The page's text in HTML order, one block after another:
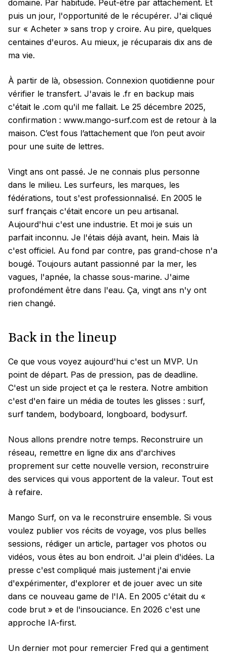
domaine. Par habitude. Peut-être par attachement. Et
puis un jour, l'opportunité de le récupérer. J'ai cliqué
sur « Acheter » sans trop y croire. Au pire, quelques
centaines d'euros. Au mieux, je récuparais dix ans de
ma vie.
À partir de là, obsession. Connexion quotidienne pour
vérifier le transfert. J'avais le .fr en backup mais
c'était le .com qu'il me fallait. Le 25 décembre 2025,
confirmation : www.mango-surf.com est de retour à la
maison. C’est fous l’attachement que l’on peut avoir
pour une suite de lettres.
Vingt ans ont passé. Je ne connais plus personne
dans le milieu. Les surfeurs, les marques, les
fédérations, tout s'est professionnalisé. En 2005 le
surf français c'était encore un peu artisanal.
Aujourd'hui c'est une industrie. Et moi je suis un
parfait inconnu. Je l'étais déjà avant, hein. Mais là
c'est officiel. Au fond par contre, pas grand-chose n'a
bougé. Toujours autant passionné par la mer, les
vagues, l'apnée, la chasse sous-marine. J'aime
profondément être dans l'eau. Ça, vingt ans n'y ont
rien changé.
Back in the lineup
Ce que vous voyez aujourd'hui c'est un MVP. Un
point de départ. Pas de pression, pas de deadline.
C'est un side project et ça le restera. Notre ambition
c'est d'en faire un média de toutes les glisses : surf,
surf tandem, bodyboard, longboard, bodysurf.
Nous allons prendre notre temps. Reconstruire un
réseau, remettre en ligne dix ans d'archives
proprement sur cette nouvelle version, reconstruire
des services qui vous apportent de la valeur. Tout est
à refaire.
Mango Surf, on va le reconstruire ensemble. Si vous
voulez publier vos récits de voyage, vos plus belles
sessions, rédiger un article, partager vos photos ou
vidéos, vous êtes au bon endroit. J'ai plein d'idées. La
presse c'est compliqué mais justement j'ai envie
d'expérimenter, d'explorer et de jouer avec un site
dans ce nouveau game de l'IA. En 2005 c'était du «
code brut » et de l'insouciance. En 2026 c'est une
approche IA-first.
Un dernier mot pour remercier Fred qui a gentiment